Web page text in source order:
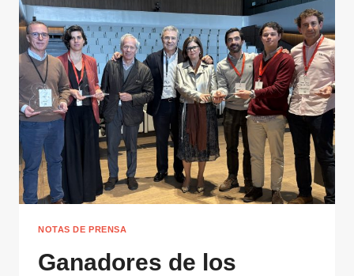
ESTÁ
EN
PRODUCCIÓN:
4
CASOS
FINALISTAS
QUE
MARCAN
EL
ESTÁNDAR
NOTAS DE PRENSA
Ganadores de los